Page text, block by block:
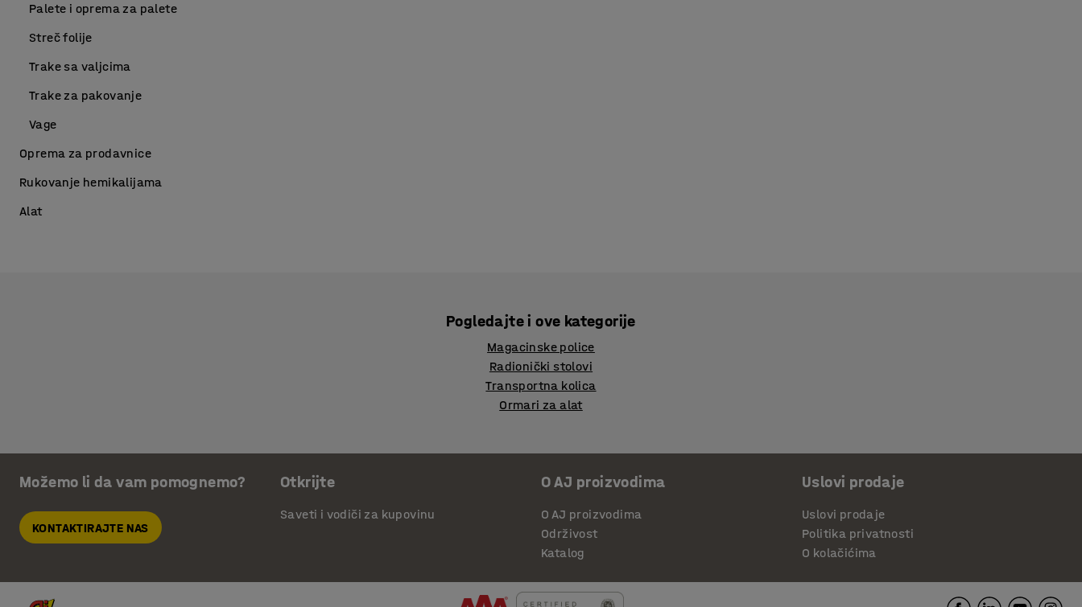
Palete i oprema za palete
Streč folije
Trake sa valjcima
Trake za pakovanje
Vage
Oprema za prodavnice
Rukovanje hemikalijama
Alat
Pogledajte i ove kategorije
Magacinske police
Radionički stolovi
Transportna kolica
Ormari za alat
Možemo li da vam pomognemo?
KONTAKTIRAJTE NAS
Otkrijte
Saveti i vodiči za kupovinu
O AJ proizvodima
O AJ proizvodima
Održivost
Katalog
Uslovi prodaje
Uslovi prodaje
Politika privatnosti
O kolačićima